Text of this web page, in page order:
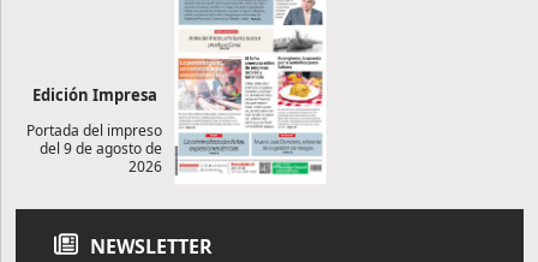
Edición Impresa
Portada del impreso
del 9 de agosto de
2026
NEWSLETTER